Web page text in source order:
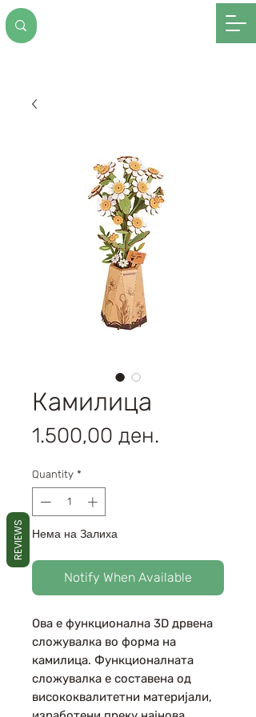
Камилица
1.500,00 ден.
Quantity *
Нема на Залиха
Notify When Available
Ова е функционална 3D дрвена
сложувалка во форма на
камилица. Функционалната
сложувалка е составена од
висококвалитетни материјали,
REVIEWS